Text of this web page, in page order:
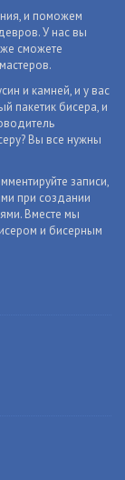
и поможем
У нас вы
сможете
и камней, и у вас
пакетик бисера, и
Вы все нужны
записи,
при создании
Вместе мы
и бисерным